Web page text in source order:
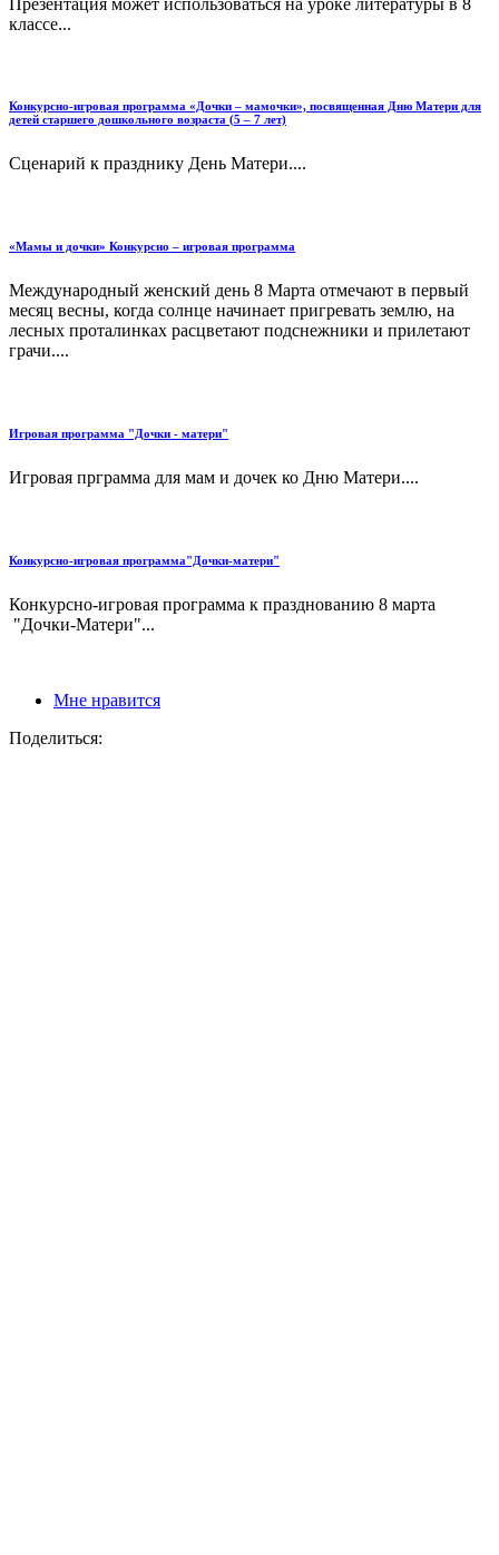
классе...
Конкурсно-игровая программа «Дочки – мамочки», посвященная Дню Матери для
детей старшего дошкольного возраста (5 – 7 лет)
Сценарий к празднику День Матери....
«Мамы и дочки» Конкурсно – игровая программа
Международный женский день 8 Марта отмечают в первый
месяц весны, когда солнце начинает пригревать землю, на
лесных проталинках расцветают подснежники и прилетают
грачи....
Игровая программа "Дочки - матери"
Игровая прграмма для мам и дочек ко Дню Матери....
Конкурсно-игровая программа"Дочки-матери"
Конкурсно-игровая программа к празднованию 8 марта
"Дочки-Матери"...
Мне нравится
Поделиться: